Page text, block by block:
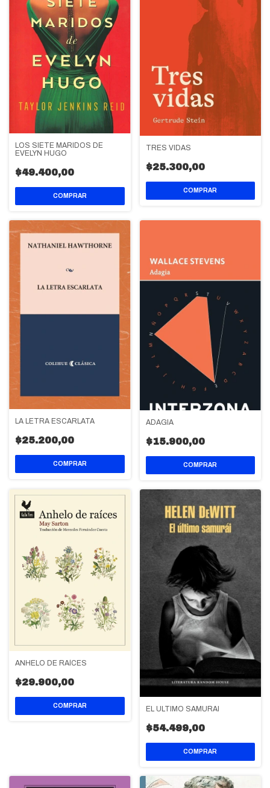
LOS SIETE MARIDOS DE
EVELYN HUGO
$49.400,00
TRES VIDAS
$25.300,00
LA LETRA ESCARLATA
$25.200,00
ADAGIA
$15.900,00
ANHELO DE RAÍCES
$29.900,00
EL ULTIMO SAMURAI
$54.499,00